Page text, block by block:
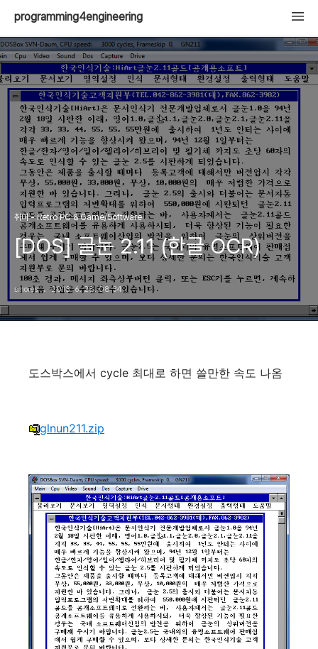
programming4engineering
취미 - Retro PC & Game/Software
[DOS] 글눈 2.11 (한글 OCR)
smores 2013. 6. 28. 08:34
도스박스에서 cycle 최대로 하면 쓸만한 속도 나옴
glnun211.zip